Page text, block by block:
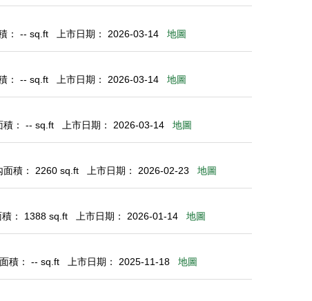
： -- sq.ft 上市日期： 2026-03-14 地圖
： -- sq.ft 上市日期： 2026-03-14 地圖
積： -- sq.ft 上市日期： 2026-03-14 地圖
面積： 2260 sq.ft 上市日期： 2026-02-23 地圖
積： 1388 sq.ft 上市日期： 2026-01-14 地圖
積： -- sq.ft 上市日期： 2025-11-18 地圖